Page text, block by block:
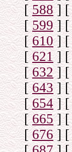
[588]
[599]
[610] [
[621]
[632]
[643]
[654]
[665] [
[676]